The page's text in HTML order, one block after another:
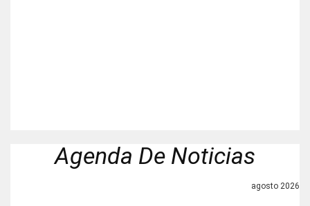
Agenda De Noticias
agosto 2026